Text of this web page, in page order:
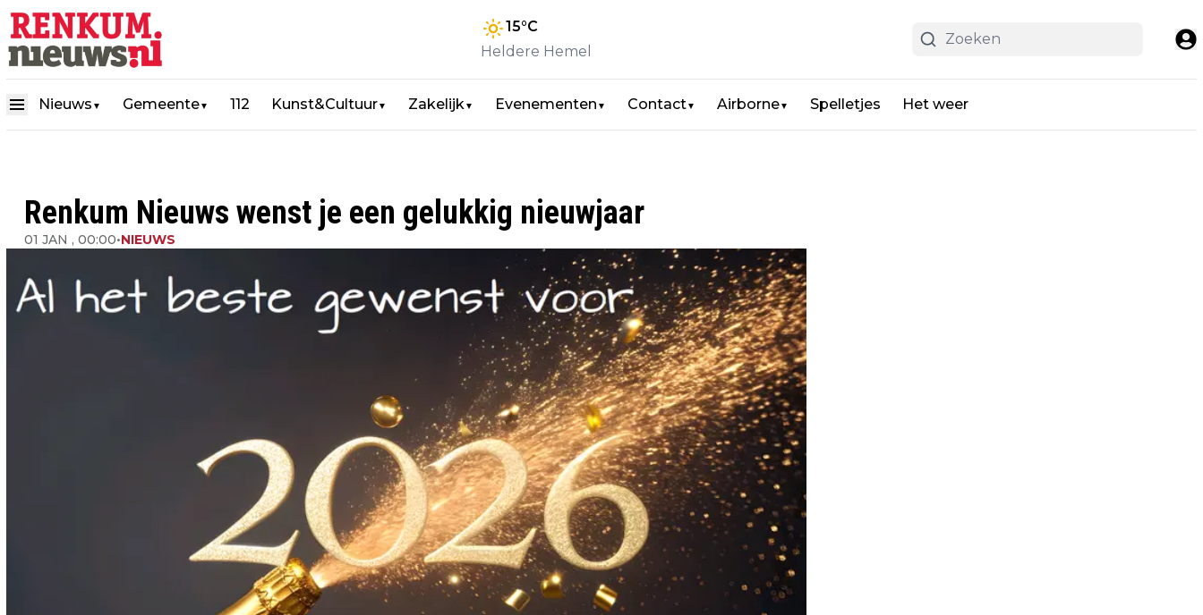
15°C
Heldere Hemel
Nieuws ▼ Gemeente▼ 112 Kunst&Cultuur▼ Zakelijk▼ Evenementen ▼ Contact▼ Airborne▼ Spelletjes Het weer
Renkum Nieuws wenst je een gelukkig nieuwjaar
01 JAN , 00:00•NIEUWS